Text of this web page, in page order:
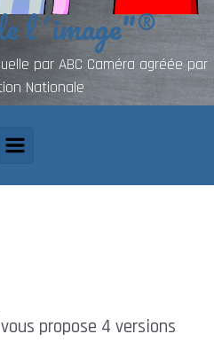
l´image"®
par ABC Caméra agréée par
Nationale
vous propose 4 versions